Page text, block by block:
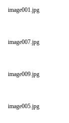
image001.jpg
image007.jpg
image009.jpg
image005.jpg